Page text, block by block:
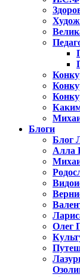
Блоги
Блог
Алла
Олег